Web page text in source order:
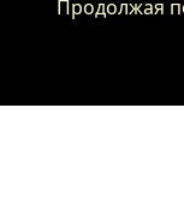
Продолжая
даете нам
файлов